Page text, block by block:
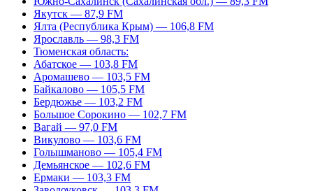
Якутск — 87,9 FM
Ялта (Республика Крым) — 106,8 FM
Ярославль — 98,3 FM
Тюменская область:
Абатское — 103,8 FM
Аромашево — 103,5 FM
Байкалово — 105,5 FM
Бердюжье — 103,2 FM
Большое Сорокино — 102,7 FM
Вагай — 97,0 FM
Викулово — 103,6 FM
Голышманово — 105,4 FM
Демьянское — 102,6 FM
Ермаки — 103,3 FM